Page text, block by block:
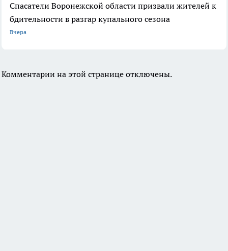
Спасатели Воронежской области призвали жителей к
бдительности в разгар купального сезона
Вчера
Комментарии на этой странице отключены.